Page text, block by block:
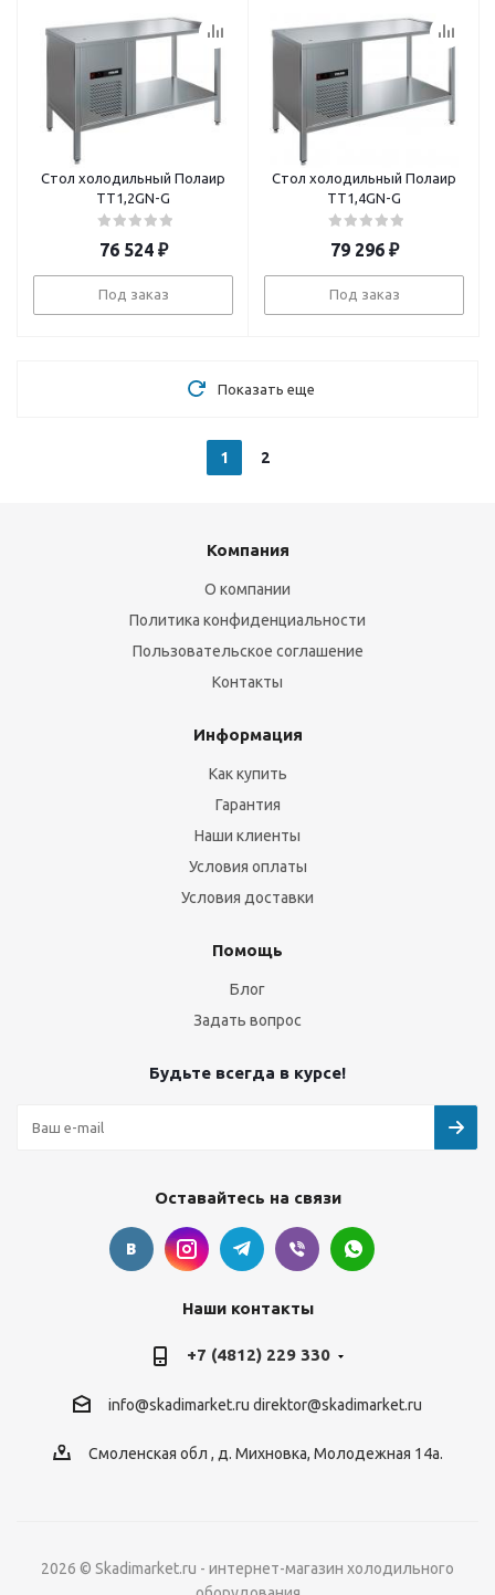
Стол холодильный Полаир
TT1,2GN-G
76 524₽
Под заказ
Стол холодильный Полаир
TT1,4GN-G
79 296₽
Под заказ
Показать еще
1 2
Компания
О компании
Политика конфиденциальности
Пользовательское соглашение
Контакты
Информация
Как купить
Гарантия
Наши клиенты
Условия оплаты
Условия доставки
Помощь
Блог
Задать вопрос
Будьте всегда в курсе!
Оставайтесь на связи
Наши контакты
+7 (4812) 229 330
info@skadimarket.ru direktor@skadimarket.ru
Смоленская обл , д. Михновка, Молодежная 14а.
2026 © Skadimarket.ru - интернет-магазин холодильного